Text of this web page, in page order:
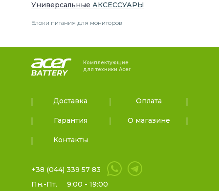
Универсальные АКСЕССУАРЫ
Блоки питания для мониторов
Комплектующие
для техники Acer
Доставка Оплата
Гарантия О магазине
Контакты
+38 (044) 339 57 83
Пн.-Пт.
9:00 - 19:00